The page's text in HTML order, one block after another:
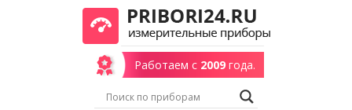
Работаем с 2009года.